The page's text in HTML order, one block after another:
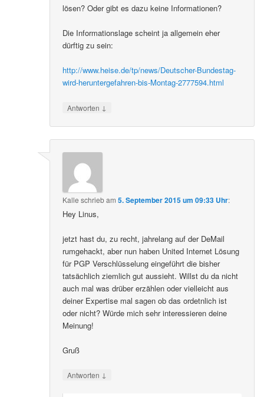
lösen? Oder gibt es dazu keine Informationen?
Die Informationslage scheint ja allgemein eher
dürftig zu sein:
http://www.heise.de/tp/news/Deutscher-Bundestag-
wird-heruntergefahren-bis-Montag-2777594.html
Antworten ↓
Kalle schriebam5. September 2015 um 09:33 Uhr:
Hey Linus,
jetzt hast du, zu recht, jahrelang auf der DeMail
rumgehackt, aber nun haben United Internet Lösung
für PGP Verschlüsselung eingeführt die bisher
tatsächlich ziemlich gut aussieht. Willst du da nicht
auch mal was drüber erzählen oder vielleicht aus
deiner Expertise mal sagen ob das ordetnlich ist
oder nicht? Würde mich sehr interessieren deine
Meinung!
Gruß
Antworten ↓